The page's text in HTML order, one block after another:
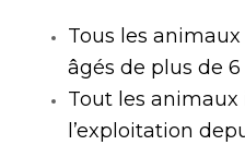
Tous les
âgés de plus de
Tout les
l’exploitation